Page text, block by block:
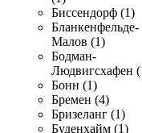
Биссендорф (1)
Бланкенфельде-
Малов (1)
Бодман-
Людвигсхафен
Бонн (1)
Бремен (4)
Бризеланг (1)
Буденхайм (1)